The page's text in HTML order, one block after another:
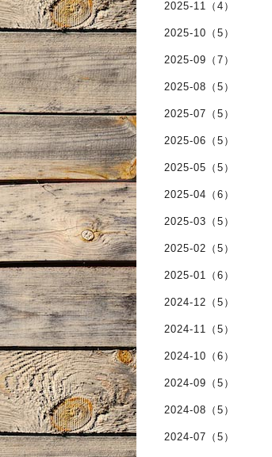
2025-11（4）
2025-10（5）
2025-09（7）
2025-08（5）
2025-07（5）
2025-06（5）
2025-05（5）
2025-04（6）
2025-03（5）
2025-02（5）
2025-01（6）
2024-12（5）
2024-11（5）
2024-10（6）
2024-09（5）
2024-08（5）
2024-07（5）